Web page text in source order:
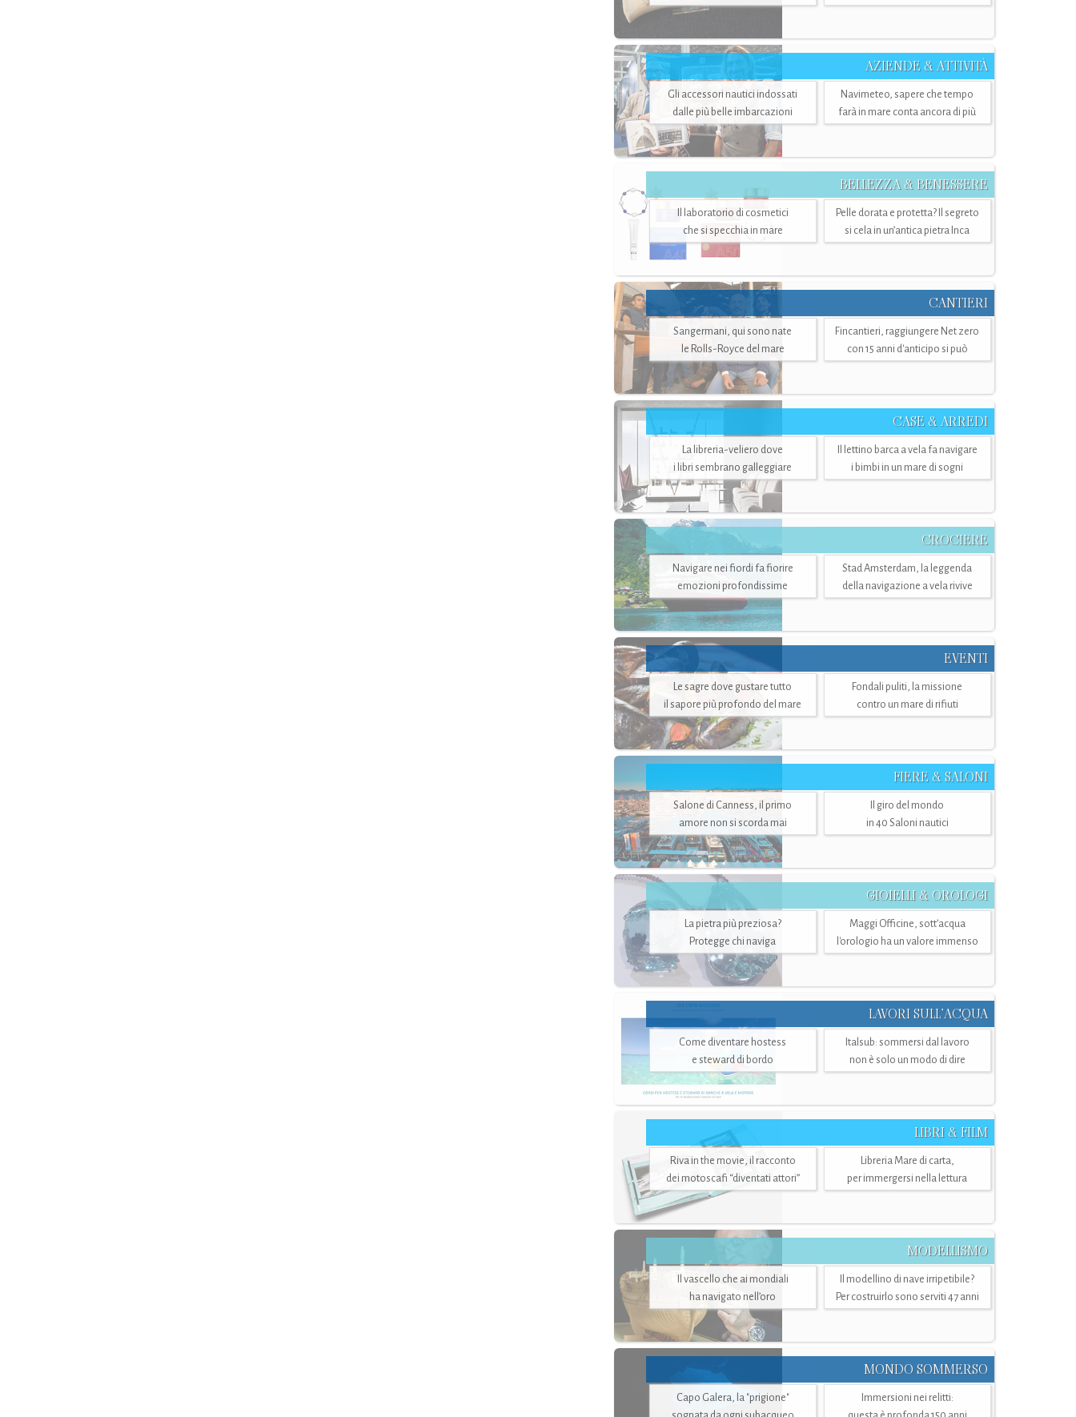
AZIENDE & ATTIVITÀ
Gli accessori nautici indossati
dalle più belle imbarcazioni
Navimeteo, sapere che tempo
farà in mare conta ancora di più
BELLEZZA & BENESSERE
Il laboratorio di cosmetici
che si specchia in mare
Pelle dorata e protetta? Il segreto
si cela in un’antica pietra Inca
CANTIERI
Sangermani, qui sono nate
le Rolls-Royce del mare
Fincantieri, raggiungere Net zero
con 15 anni d'anticipo si può
CASE & ARREDI
La libreria-veliero dove
i libri sembrano galleggiare
Il lettino barca a vela fa navigare
i bimbi in un mare di sogni
CROCIERE
Navigare nei fiordi fa fiorire
emozioni profondissime
Stad Amsterdam, la leggenda
della navigazione a vela rivive
EVENTI
Le sagre dove gustare tutto
il sapore più profondo del mare
Fondali puliti, la missione
contro un mare di rifiuti
FIERE & SALONI
Salone di Canness, il primo
amore non si scorda mai
Il giro del mondo
in 40 Saloni nautici
GIOIELLI & OROLOGI
La pietra più preziosa?
Protegge chi naviga
Maggi Officine, sott’acqua
l'orologio ha un valore immenso
LAVORI SULL’ACQUA
Come diventare hostess
e steward di bordo
Italsub: sommersi dal lavoro
non è solo un modo di dire
LIBRI & FILM
Riva in the movie, il racconto
dei motoscafi “diventati attori”
Libreria Mare di carta,
per immergersi nella lettura
MODELLISMO
Il vascello che ai mondiali
ha navigato nell’oro
Il modellino di nave irripetibile?
Per costruirlo sono serviti 47 anni
MONDO SOMMERSO
Capo Galera, la "prigione"
Immersioni nei relitti: